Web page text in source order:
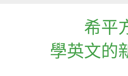
希平
學英文的